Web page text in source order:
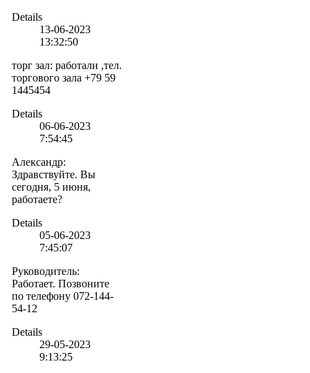
Details
13-06-2023
13:32:50
торг зал: работали ,тел.
торгового зала +79 59
1445454
Details
06-06-2023
7:54:45
Александр:
Здравствуйте. Вы
сегодня, 5 июня,
работаете?
Details
05-06-2023
7:45:07
Руководитель:
Работает. Позвоните
по телефону 072-144-
54-12
Details
29-05-2023
9:13:25